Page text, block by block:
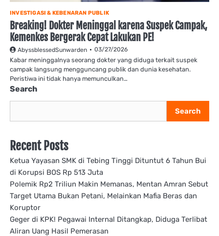
INVESTIGASI & KEBENARAN PUBLIK
Breaking! Dokter Meninggal karena Suspek Campak,
Kemenkes Bergerak Cepat Lakukan PE!
AbyssblessedSunwarden 03/27/2026
Kabar meninggalnya seorang dokter yang diduga terkait suspek
campak langsung mengguncang publik dan dunia kesehatan.
Peristiwa ini tidak hanya memunculkan…
Search
Search
Recent Posts
Ketua Yayasan SMK di Tebing Tinggi Dituntut 6 Tahun Bui
di Korupsi BOS Rp 513 Juta
Polemik Rp2 Triliun Makin Memanas, Mentan Amran Sebut
Target Utama Bukan Petani, Melainkan Mafia Beras dan
Koruptor
Geger di KPK! Pegawai Internal Ditangkap, Diduga Terlibat
Aliran Uang Hasil Pemerasan